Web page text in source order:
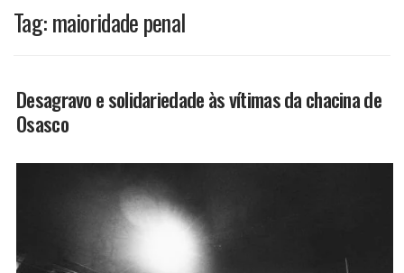
Tag:maioridade penal
Desagravo e solidariedade às vítimas da chacina de
Osasco